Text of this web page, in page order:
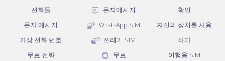
전화들
문자 메시지
가상 전화 번호
무료 전화
문자메시지
WhatsApp SIM
쓰레기 SIM
무료
확인
자신의 장치를 사용
하다
여행용 SIM